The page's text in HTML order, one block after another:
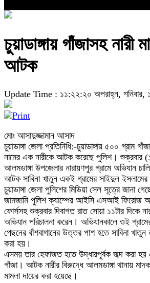
চুয়াডাঙ্গায় গাঁজাসহ নারী
আটক
Update Time : ১১:২২:২০ অপরাহ্ন, শনিবার,
মোঃ আসাদুজ্জামান আসাদ ‌
চুয়াডাঙ্গা জেলা প্রতিনিধি:-চুয়াডাঙ্গায় ৫০০ গ্রাম
নামের এক নারীকে আটক করেছে পুলিশ। শুক্রবার
আলমডাঙ্গা উপজেলার নারায়ণপুর গ্রামে অভিযান
আটক সাবিনা খাতুন একই গ্রামের সাইদুল ইসলামের
চুয়াডাঙ্গা জেলা পুলিশের মিডিয়া সেল সূত্রে জানা
জামজামি পুলিশ ক্যাম্পের আইসি এসআই ফিরোজ
ফোর্সসহ শুক্রবার দিবাগত রাত সোয়া ১১টার দিকে
অভিযান পরিচালনা করেন। অভিযানকালে ওই
পেছনের বাঁশবাগানের উত্তর পাশ হতে সাবিনা
করা হয়।
এসময় তার হেফাজত হতে উদ্ধারপূর্বক জব্দ করা
গাঁজা। আটক নারীর বিরুদ্ধে আলমডাঙ্গা থানায়
মামলা দায়ের করা হয়েছে।